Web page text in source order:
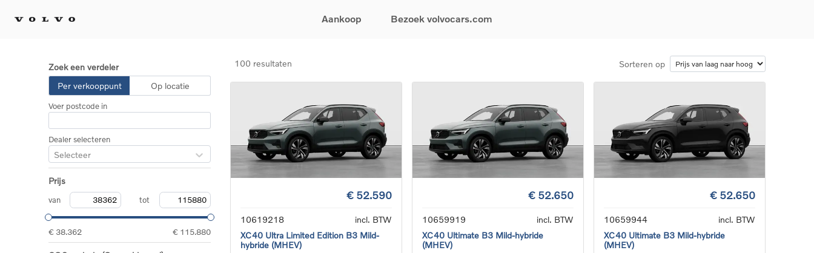
Aankoop
EX40
EC40
EX90
ES90
XC40
Plug-inhybride auto's
Mild hybrid auto's
Break
Sedan
Bezoek volvocars.com
Tijdelijke aanbiedingen
Gecertificeerde
tweedehandswagens
Fleet & Bedrijfswagens
Diplomatic & Special sales
Verzekeringen
Onderhoud & herstellingen
Overname van uw auto
Volvo Support
Garantie
24/7 Pechverhelping
Zoek een verdeler
Per verkooppunt
Op locatie
Voer postcode in
Dealer selecteren
Selecteer
Prijs
van tot
€ 38.362 € 115.880
100 resultaten Sorteren op
€ 52.590
10619218
incl. BTW
XC40 Ultra Limited Edition B3 Mild-
hybride (MHEV)
€ 52.650
10659919
incl. BTW
XC40 Ultimate B3 Mild-hybride
(MHEV)
€ 52.650
10659944
incl. BTW
XC40 Ultimate B3 Mild-hybride
(MHEV)